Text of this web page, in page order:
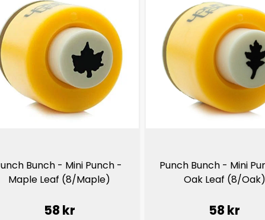
Bunch - Mini Punch -
Maple Leaf (8/Maple)
58 kr
Punch Bunch - Mini
Oak Leaf (8/Oak)
58 kr